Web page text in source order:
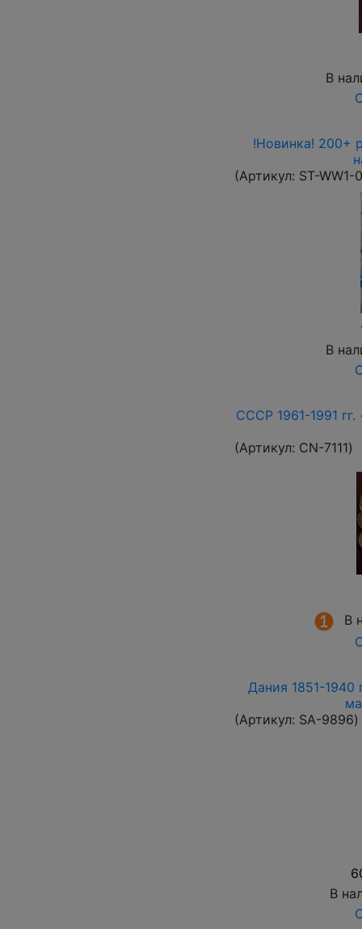
В
!Новинка! 200+
(Артикул: ST-
В
СССР 1961-1991
(Артикул: СN-7111)
В
Дания 1851-1940
(Артикул: SA-9896)
В